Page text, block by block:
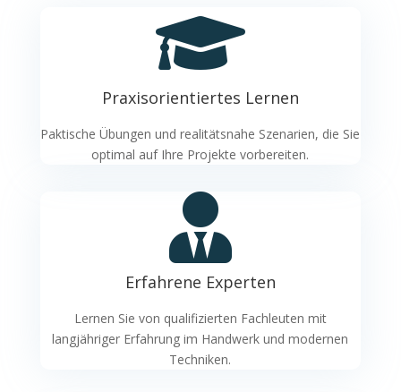

Praxisorientiertes Lernen
Paktische Übungen und realitätsnahe Szenarien, die Sie
optimal auf Ihre Projekte vorbereiten.

Erfahrene Experten
Lernen Sie von qualifizierten Fachleuten mit
langjähriger Erfahrung im Handwerk und modernen
Techniken.